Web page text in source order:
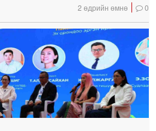
2 өдрийн өмнө 0